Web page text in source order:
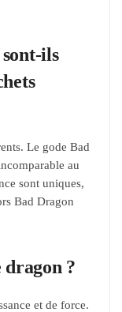
ils
Le gode Bad
au
sont uniques,
Bad Dragon
?
et de force.